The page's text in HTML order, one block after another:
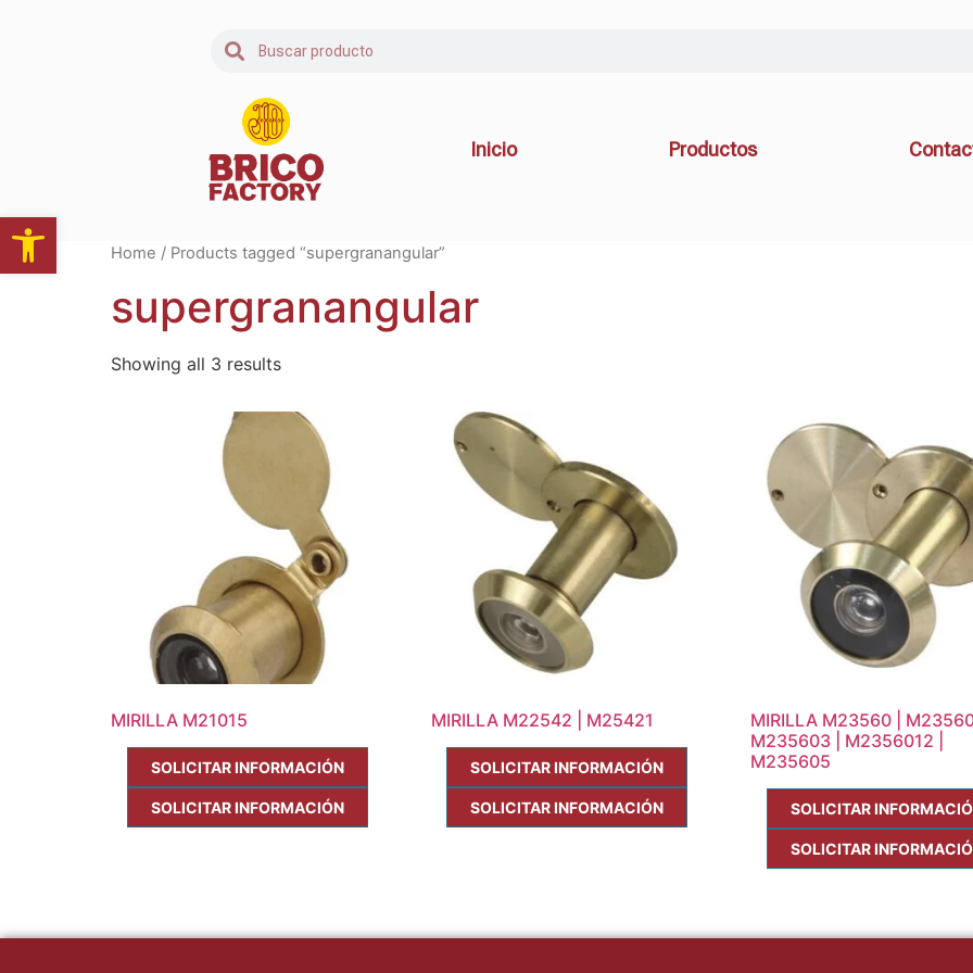
Abrir barra de herramientas
Inicio Productos
Home / Products tagged “supergranangular”
supergranangular
Showing all 3 results
MIRILLA M21015
SOLICITAR INFORMACIÓN
SOLICITAR INFORMACIÓN
MIRILLA M22542 | M25421
SOLICITAR INFORMACIÓN
SOLICITAR INFORMACIÓN
MIRILLA M23560 |
M235603 | M2356012 |
M235605
SOLICITAR
SOLICITAR